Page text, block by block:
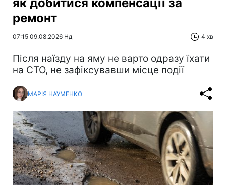
ремонт
07:15 09.08.2026 Нд 4 хв
Після наїзду на яму не варто одразу їхати
на СТО, не зафіксувавши місце події
МАРІЯ НАУМЕНКО